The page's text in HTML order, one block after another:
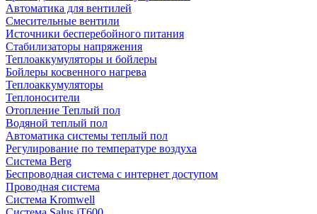
Автоматика для вентилей
Смесительные вентили
Источники бесперебойного питания
Стабилизаторы напряжения
Теплоаккумуляторы и бойлеры
Бойлеры косвенного нагрева
Теплоаккумуляторы
Теплоносители
Отопление Теплый пол
Водяной теплый пол
Автоматика системы теплый пол
Регулирование по температуре воздуха
Система Berg
Беспроводная система с интернет доступом
Проводная система
Система Kromwell